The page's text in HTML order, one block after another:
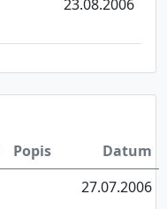
23.08.2006
Popis
Datum
27.07.2006